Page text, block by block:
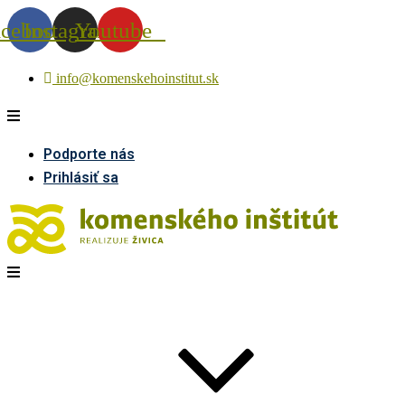
InstagramYoutube
info@komenskehoinstitut.sk
Podporte nás
Prihlásiť sa